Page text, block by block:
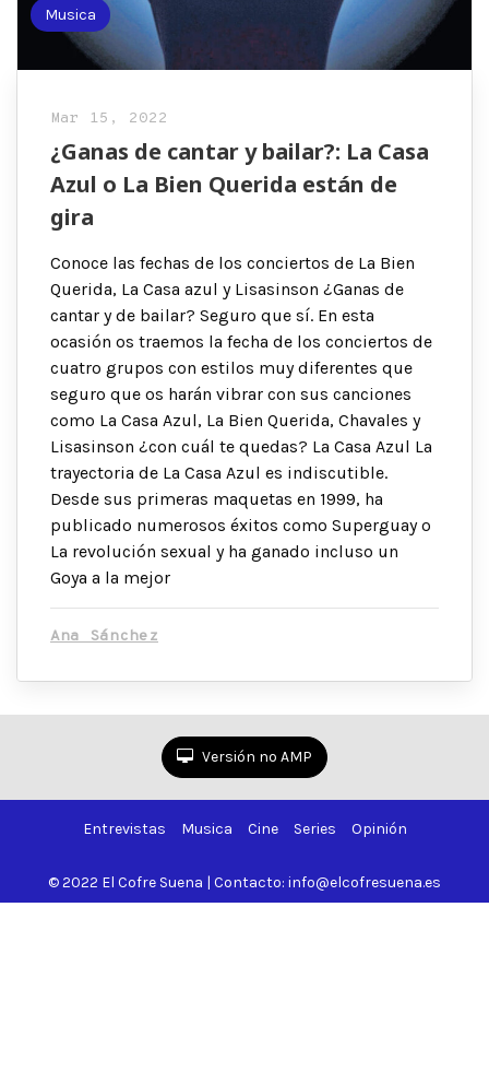
Musica
Mar 15, 2022
¿Ganas de cantar y bailar?: La Casa
Azul o La Bien Querida están de
gira
Conoce las fechas de los conciertos de La Bien
Querida, La Casa azul y Lisasinson ¿Ganas de
cantar y de bailar? Seguro que sí. En esta
ocasión os traemos la fecha de los conciertos de
cuatro grupos con estilos muy diferentes que
seguro que os harán vibrar con sus canciones
como La Casa Azul, La Bien Querida, Chavales y
Lisasinson ¿con cuál te quedas? La Casa Azul La
trayectoria de La Casa Azul es indiscutible.
Desde sus primeras maquetas en 1999, ha
publicado numerosos éxitos como Superguay o
La revolución sexual y ha ganado incluso un
Goya a la mejor
Ana Sánchez
Versión no AMP
Entrevistas Musica Cine Series Opinión
© 2022 El Cofre Suena | Contacto: info@elcofresuena.es